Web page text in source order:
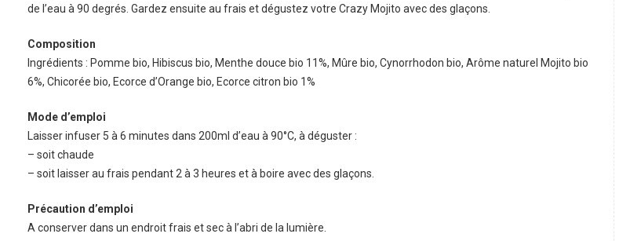
de l’eau à 90 degrés. Gardez ensuite au frais et dégustez votre Crazy Mojito avec des glaçons.
Composition
Ingrédients : Pomme bio, Hibiscus bio, Menthe douce bio 11%, Mûre bio, Cynorrhodon bio, Arôme naturel Mojito bio
6%, Chicorée bio, Ecorce d’Orange bio, Ecorce citron bio 1%
Mode d’emploi
Laisser infuser 5 à 6 minutes dans 200ml d’eau à 90°C, à déguster :
– soit chaude
– soit laisser au frais pendant 2 à 3 heures et à boire avec des glaçons.
Précaution d’emploi
A conserver dans un endroit frais et sec à l’abri de la lumière.